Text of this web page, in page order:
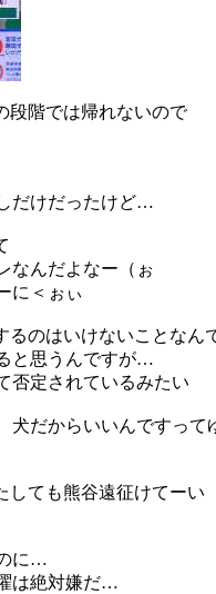
段階では帰れないので
だけだったけど…
なんだよなー（ぉ
に＜ぉぃ
るのはいけないことなん
と思うんですが…
否定されているみたい
犬だからいいんですって
しても熊谷遠征けてーい
に…
は絶対嫌だ…